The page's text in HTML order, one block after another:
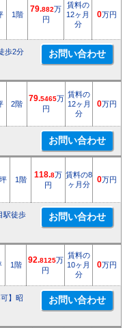
1階
79.882万
円
賃料の
12ヶ月
分
0万円
歩2分
2階
79.5465万
円
賃料の
12ヶ月
分
0万円
1階
118.8万
円
賃料の8
ヶ月分
0万円
駅徒歩
1階
92.8125万
円
賃料の
10ヶ月
分
0万円
】昭